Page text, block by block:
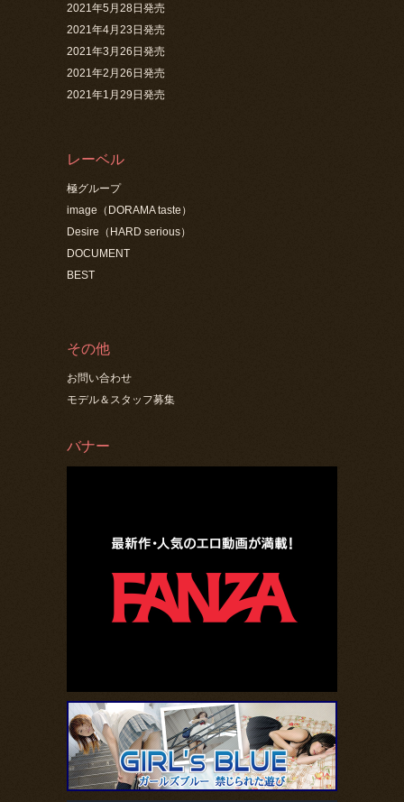
2021年5月28日発売
2021年4月23日発売
2021年3月26日発売
2021年2月26日発売
2021年1月29日発売
レーベル
極グループ
image（DORAMA taste）
Desire（HARD serious）
DOCUMENT
BEST
その他
お問い合わせ
モデル＆スタッフ募集
バナー